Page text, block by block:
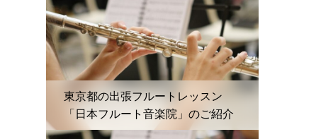
東京都の出張フルートレッスン
「日本フルート音楽院」のご紹介